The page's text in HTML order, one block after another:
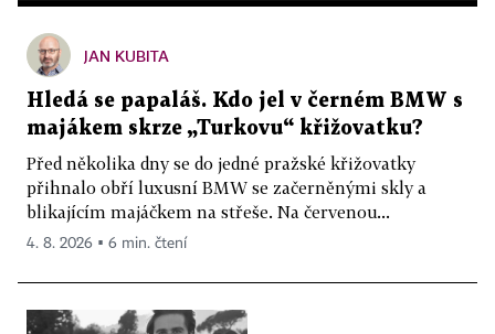
JAN KUBITA
Hledá se papaláš. Kdo jel v černém BMW s
majákem skrze „Turkovu“ křižovatku?
Před několika dny se do jedné pražské křižovatky
přihnalo obří luxusní BMW se začerněnými skly a
blikajícím majáčkem na střeše. Na červenou...
4. 8. 2026 ▪ 6 min. čtení